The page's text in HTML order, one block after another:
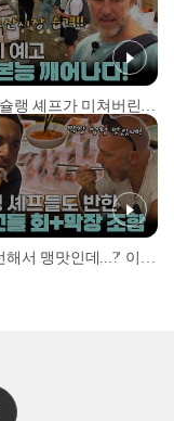
[예고] 미슐랭 셰프가 미쳐버린 이유! 본능이 깨어난 사건은?